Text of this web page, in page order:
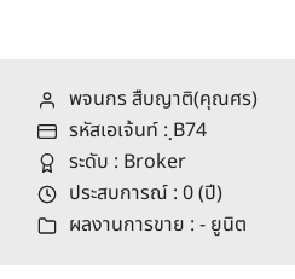
พจนกร สืบญาติ(คุณศร)
รหัสเอเจ้นท์ : ฺB74
ระดับ : Broker
ประสบการณ์ : 0 (ปี)
ผลงานการขาย : - ยูนิต